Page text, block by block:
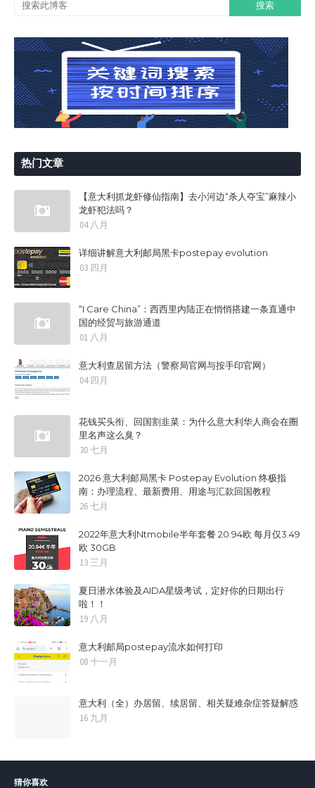
热门文章
【意大利抓龙虾修仙指南】去小河边“杀人夺宝”麻辣小
龙虾犯法吗？
04 八月
详细讲解意大利邮局黑卡postepay evolution
03 四月
“I Care China”：西西里内陆正在悄悄搭建一条直通中
国的经贸与旅游通道
01 八月
意大利查居留方法（警察局官网与按手印官网）
04 四月
花钱买头衔、回国割韭菜：为什么意大利华人商会在圈
里名声这么臭？
30 七月
2026 意大利邮局黑卡 Postepay Evolution 终极指
南：办理流程、最新费用、用途与汇款回国教程
26 七月
2022年意大利Ntmobile半年套餐 20.94欧 每月仅3.49
欧 30GB
13 三月
夏日潜水体验及AIDA星级考试，定好你的日期出行
啦！！
19 八月
意大利邮局postepay流水如何打印
08 十一月
意大利（全）办居留、续居留、相关疑难杂症答疑解惑
16 九月
猜你喜欢